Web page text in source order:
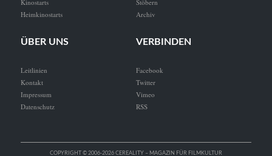
Kinostarts
Heimkinostarts
Stöbern
Archiv
ÜBER UNS
Leitlinien
Kontakt
Impressum
Datenschutz
VERBINDEN
Facebook
Twitter
Vimeo
RSS
COPYRIGHT © 2006-2026 CEREALITY – MAGAZIN FÜR FILMKULTUR